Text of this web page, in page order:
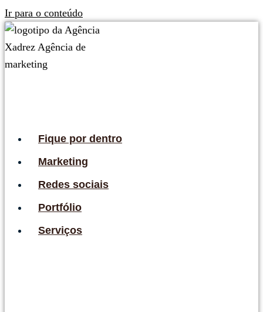
Ir para o conteúdo
Fique por dentro
Marketing
Redes sociais
Portfólio
Serviços